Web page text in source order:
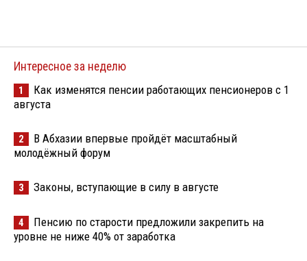
Интересное за неделю
1
Как изменятся пенсии работающих пенсионеров с 1
августа
2
В Абхазии впервые пройдёт масштабный
молодёжный форум
3 Законы, вступающие в силу в августе
4
Пенсию по старости предложили закрепить на
уровне не ниже 40% от заработка